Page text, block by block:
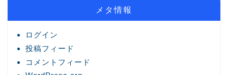
メタ情報
ログイン
投稿フィード
コメントフィード